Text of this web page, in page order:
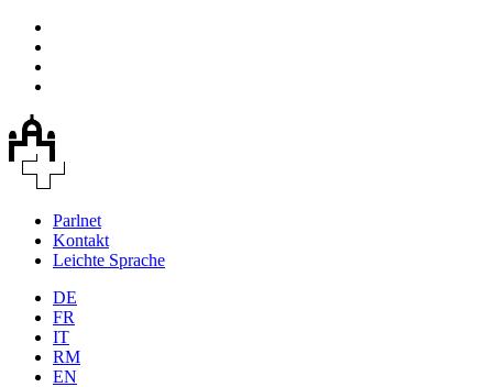
Parlnet
Kontakt
Leichte Sprache
DE
FR
IT
RM
EN